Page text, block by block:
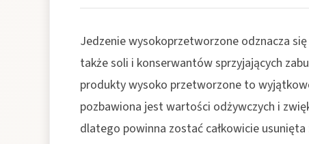
Jedzenie wysokoprzetworzone odznacza
także soli i konserwantów sprzyjających
produkty wysoko przetworzone to
pozbawiona jest wartości odżywczych i
dlatego powinna zostać całkowicie usunięta